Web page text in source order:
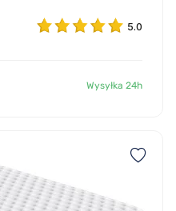
5.0
Wysyłka 24h